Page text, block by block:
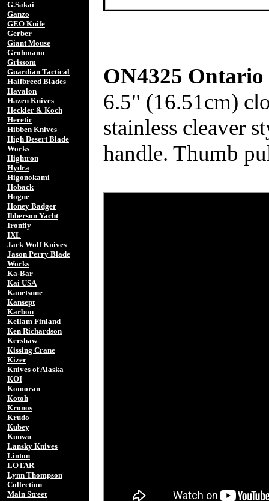
G.Sakai
Ganzo
GEO Knife
Gerber
Giant Mouse
Grohmann
Grissom
Guardian Tactical
Halfbreed Blades
Havalon
Hazen Knives
Heckler & Koch
Heretic
Hibben Knives
High Desert Blade
Works
Hightron
Hydra
Higonokami
Hoback
Hogue
Honey Badger
Ibberson Yacht
Ironfly
IXL
Jack Wolf Knives
Jason Perry Blade
Works
Ka-Bar
Kai USA
Kanetsune
Kansept
Karbon
Kellam Finland
Ken Richardson
Kershaw
Kissing Crane
Kizer
Knives of Alaska
KOI
Komoran
Kotoh
Kronos
Krudo
Kubey
Kunwu
Lansky Knives
Linton
LOTAR
Lynn Thompson
Collection
Main Street
ON4325
6.5" (16.51cm)
stainless cleaver
handle. Thumb